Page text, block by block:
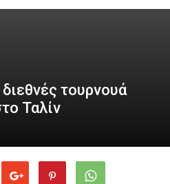
τουρνουά
Ταλίν